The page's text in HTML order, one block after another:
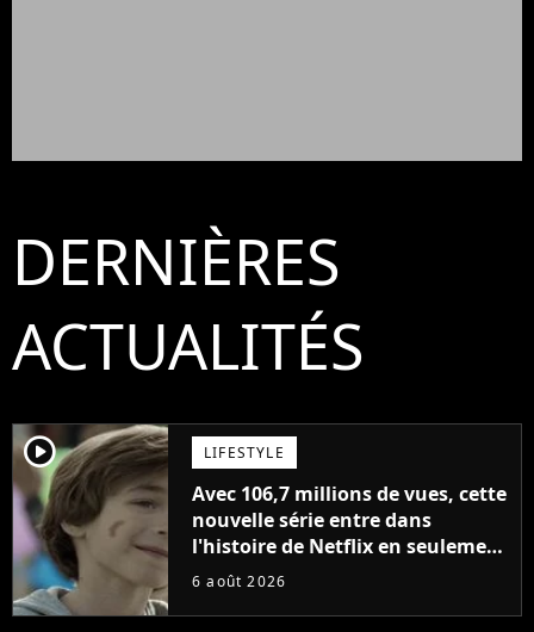
DERNIÈRES
ACTUALITÉS
player2 LIFESTYLE
Avec 106,7 millions de vues, cette
nouvelle série entre dans
l'histoire de Netflix en seulement
48 jours
6 août 2026